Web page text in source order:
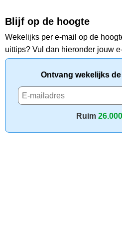
Blijf op de hoogte
Wekelijks per e-mail op de
uittips? Vul dan hieronder jouw
Ontvang wekelijks
Ruim 26.000